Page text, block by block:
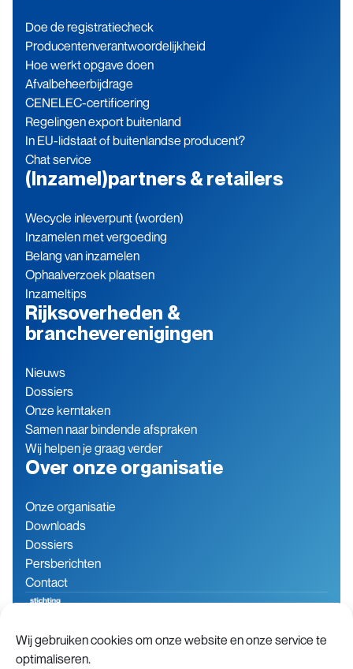
Wij gebruiken cookies om onze website en onze service te
optimaliseren.
Doe de registratiecheck
Producenten­verantwoordelijkheid
Hoe werkt opgave doen
Afvalbeheerbijdrage
CENELEC-certificering
Regelingen export buitenland
In EU-lidstaat of buitenlandse producent?
Chat service
(Inzamel)partners & retailers
Wecycle inleverpunt (worden)
Inzamelen met vergoeding
Belang van inzamelen
Ophaalverzoek plaatsen
Inzameltips
Rijksoverheden &
brancheverenigingen
Nieuws
Dossiers
Onze kerntaken
Samen naar bindende afspraken
Wij helpen je graag verder
Over onze organisatie
Onze organisatie
Downloads
Dossiers
Persberichten
Contact
Baron de Coubertinlaan 7
2719 EN Zoetermeer